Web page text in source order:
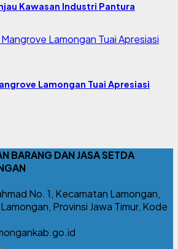
Kawasan Industri Pantura
Lamongan Tuai Apresiasi
BARANG DAN JASA SETDA
No. 1, Kecamatan Lamongan,
Provinsi Jawa Timur, Kode